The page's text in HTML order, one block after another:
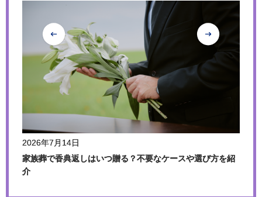
2026年7月14日
香典返しの金額相場は？選び方や高額な場合の対応方法を
紹介